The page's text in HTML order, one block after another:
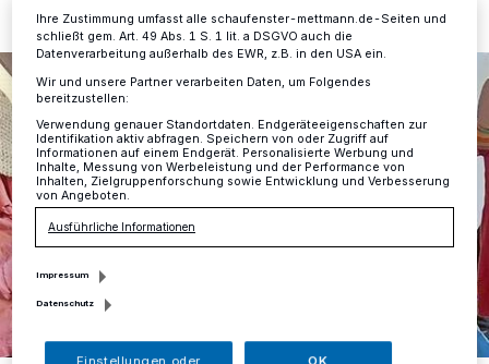
Ihre Zustimmung umfasst alle schaufenster-mettmann.de-Seiten und
schließt gem. Art. 49 Abs. 1 S. 1 lit. a DSGVO auch die
Datenverarbeitung außerhalb des EWR, z.B. in den USA ein.
Wir und unsere Partner verarbeiten Daten, um Folgendes
bereitzustellen:
Verwendung genauer Standortdaten. Endgeräteeigenschaften zur
Identifikation aktiv abfragen. Speichern von oder Zugriff auf
Informationen auf einem Endgerät. Personalisierte Werbung und
Inhalte, Messung von Werbeleistung und der Performance von
Inhalten, Zielgruppenforschung sowie Entwicklung und Verbesserung
von Angeboten.
Ausführliche Informationen
Impressum
Datenschutz